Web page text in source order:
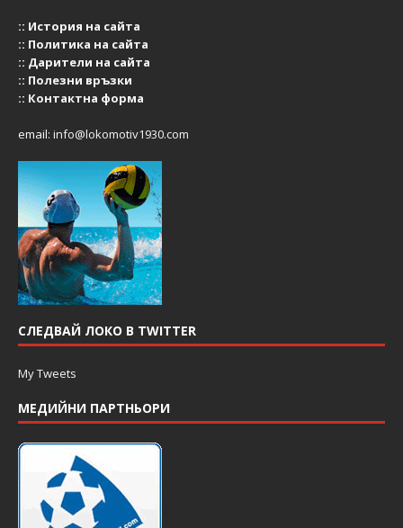
:: История на сайта
:: Политика на сайта
:: Дарители на сайта
:: Полезни връзки
:: Контактна форма
email: info@lokomotiv1930.com
СЛЕДВАЙ ЛОКО В TWITTER
My Tweets
МЕДИЙНИ ПАРТНЬОРИ